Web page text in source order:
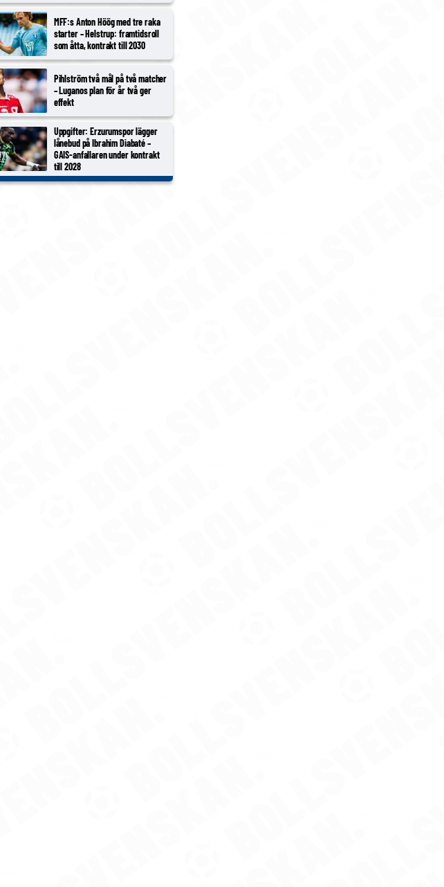
MFF:s Anton Höög med tre raka
starter – Helstrup: framtidsroll
som åtta, kontrakt till 2030
Pihlström två mål på två matcher
– Luganos plan för år två ger
effekt
Uppgifter: Erzurumspor lägger
lånebud på Ibrahim Diabaté –
GAIS-anfallaren under kontrakt
till 2028